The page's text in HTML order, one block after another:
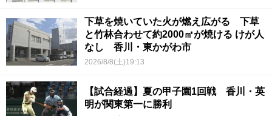
下草を焼いていた火が燃え広がる 下草
と竹林合わせて約2000㎡が焼ける けが人
なし 香川・東かがわ市
2026/8/8(土)19:13
【試合経過】夏の甲子園1回戦 香川・英
明が関東第一に勝利